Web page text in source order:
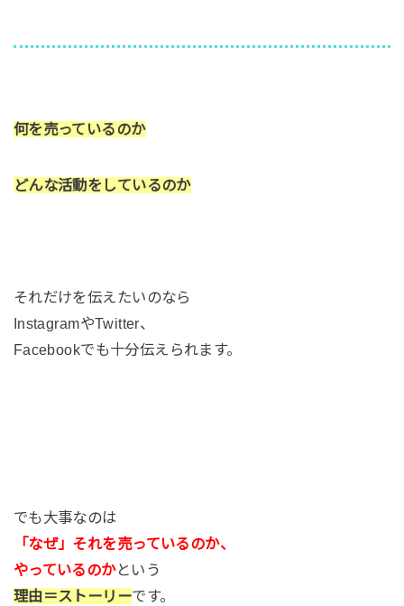
何を売っているのか
どんな活動をしているのか
それだけを伝えたいのなら
InstagramやTwitter、
Facebookでも十分伝えられます。
でも大事なのは
「なぜ」それを売っているのか、
やっているのかという
理由＝ストーリーです。